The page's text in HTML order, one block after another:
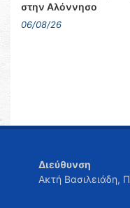
στην Αλόννησο
06/08/26
Διεύθυνση
Ακτή Βασιλειάδη,